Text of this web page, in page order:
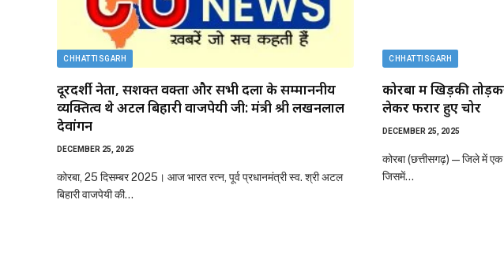
CHHATTISGARH
दूरदर्शी नेता, सशक्त वक्ता और सभी दलों के सम्माननीय
व्यक्तित्व थे अटल बिहारी वाजपेयी जी: मंत्री श्री लखनलाल
देवांगन
DECEMBER 25, 2025
कोरबा, 25 दिसम्बर 2025। आज भारत रत्न, पूर्व प्रधानमंत्री स्व. श्री अटल
बिहारी वाजपेयी की…
CHHATTISGARH
कोरबा में खिड़की
लेकर फरार हुए चोर
DECEMBER 25, 2025
कोरबा (छत्तीसगढ़) — जिले में एक
जिसमें…